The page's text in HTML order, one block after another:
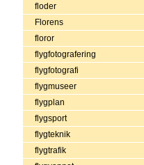
floder
Florens
floror
flygfotografering
flygfotografi
flygmuseer
flygplan
flygsport
flygteknik
flygtrafik